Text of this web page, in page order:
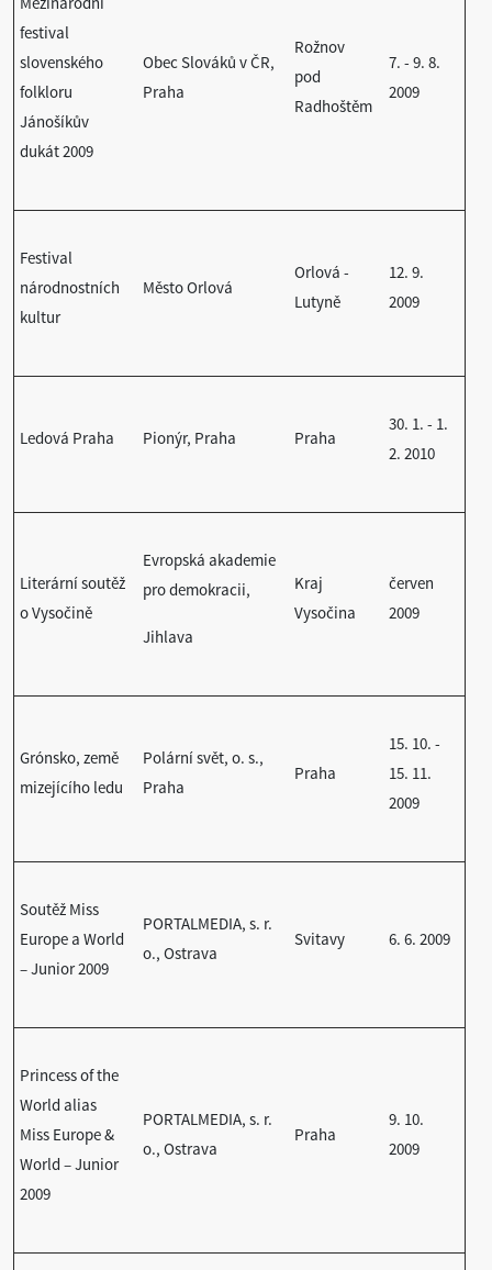
festival
slovenského
folkloru
Jánošíkův
dukát 2009
Obec Slováků v ČR,
Praha
Rožnov
pod
Radhoštěm
7. - 9. 8.
2009
Festival
národnostních
kultur
Město Orlová
Orlová -
Lutyně
12. 9.
2009
Ledová Praha Pionýr, Praha Praha
30. 1. - 1.
2. 2010
Literární soutěž
o Vysočině
Evropská akademie
pro demokracii,
Jihlava
Kraj
Vysočina
červen
2009
Grónsko, země
mizejícího ledu
Polární svět, o. s.,
Praha
Praha
15. 10. -
15. 11.
2009
Soutěž Miss
Europe a World
– Junior 2009
PORTALMEDIA, s. r.
o., Ostrava
Svitavy 6. 6. 2009
Princess of the
World alias
Miss Europe &
World – Junior
2009
PORTALMEDIA, s. r.
o., Ostrava
Praha
9. 10.
2009